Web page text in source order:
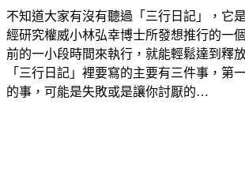
不知道大家有沒有聽過「三行日記」，它
經研究權威小林弘幸博士所發想推行的一
前的一小段時間來執行，就能輕鬆達到釋
「三行日記」裡要寫的主要有三件事，第
的事，可能是失敗或是讓你討厭的…